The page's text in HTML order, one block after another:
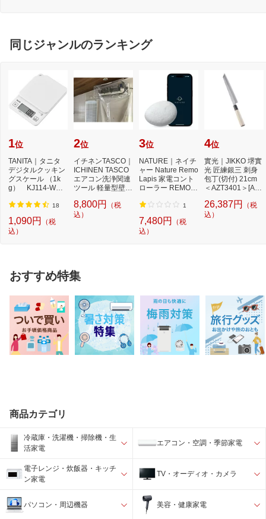
同じジャンルのランキング
1位
TANITA｜タニタ
デジタルクッキン
グスケール （1k
g） KJ114-WH
ト[K...
18
1,090円
（税
込）
2位
イチネンTASCO｜
ICHINEN TASCO
エアコン洗浄関連
ツール 軽量型壁掛
T...
8,800円
（税
込）
3位
NATURE｜ネイチ
ャー Nature Remo
Lapis 家電コント
ローラー REMO-2
1
7,480円
（税
込）
4位
實光｜JIKKO 堺實
光 匠練銀三 刺身
包丁(切付) 21cm
＜AZT3401＞[AZT
26,387円
（税
込）
おすすめ特集
商品カテゴリ
冷蔵庫・洗濯機・掃除機・生
活家電
エアコン・空調・季節家電
電子レンジ・炊飯器・キッチ
ン家電
TV・オーディオ・カメラ
パソコン・周辺機器 美容・健康家電